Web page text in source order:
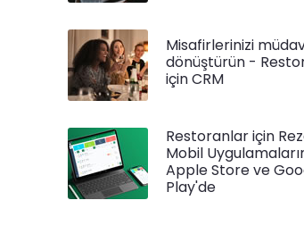
Misafirlerinizi
dönüştürün -
için CRM
Restoranlar için
Mobil
Apple Store ve
Play'de